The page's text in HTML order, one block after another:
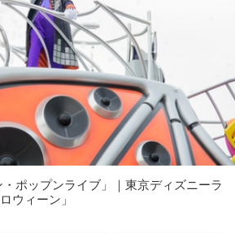
ポップンライブ」｜東京ディズニーラ
ウィーン」